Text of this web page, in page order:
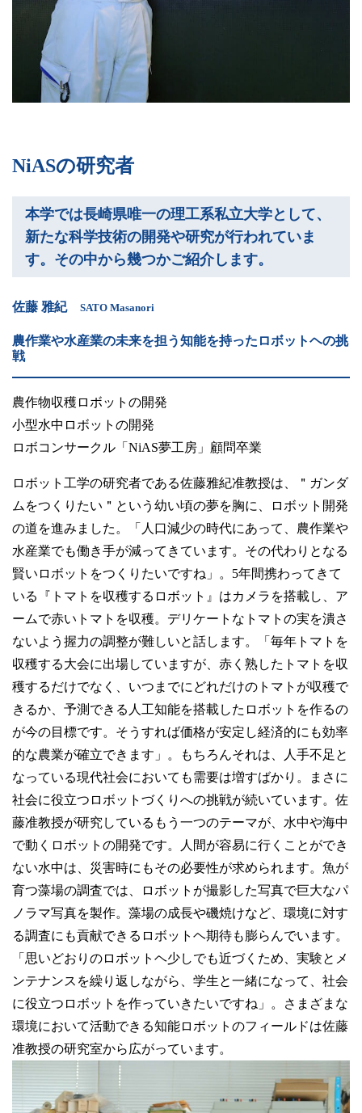
NiASの研究者
本学では長崎県唯一の理工系私立大学として、
新たな科学技術の開発や研究が行われていま
す。その中から幾つかご紹介します。
佐藤 雅紀 SATO Masanori
農作業や水産業の未来を担う知能を持ったロボットヘの挑
戦
農作物収穫ロボットの開発
小型水中ロボットの開発
ロボコンサークル「NiAS夢工房」顧問卒業
ロボット工学の研究者である佐藤雅紀准教授は、＂ガンダ
ムをつくりたい＂という幼い頃の夢を胸に、ロボット開発
の道を進みました。「人口減少の時代にあって、農作業や
水産業でも働き手が減ってきています。その代わりとなる
賢いロボットをつくりたいですね」。5年間携わってきて
いる『トマトを収穫するロボット』はカメラを搭載し、ア
ームで赤いトマトを収穫。デリケートなトマトの実を潰さ
ないよう握力の調整が難しいと話します。「毎年トマトを
収穫する大会に出場していますが、赤く熟したトマトを収
穫するだけでなく、いつまでにどれだけのトマトが収穫で
きるか、予測できる人工知能を搭載したロボットを作るの
が今の目標です。そうすれば価格が安定し経済的にも効率
的な農業が確立できます」。もちろんそれは、人手不足と
なっている現代社会においても需要は増すばかり。まさに
社会に役立つロボットづくりへの挑戦が続いています。佐
藤准教授が研究しているもう一つのテーマが、水中や海中
で動くロボットの開発です。人間が容易に行くことができ
ない水中は、災害時にもその必要性が求められます。魚が
育つ藻場の調査では、ロボットが撮影した写真で巨大なパ
ノラマ写真を製作。藻場の成長や磯焼けなど、環境に対す
る調査にも貢献できるロボットヘ期待も膨らんでいます。
「思いどおりのロボットヘ少しでも近づくため、実験とメ
ンテナンスを繰り返しながら、学生と一緒になって、社会
に役立つロボットを作っていきたいですね」。さまざまな
環境において活動できる知能ロボットのフィールドは佐藤
准教授の研究室から広がっています。